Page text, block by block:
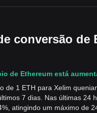
conversão de
de Ethereum está
de 1 ETH para Xelim
7 dias. Nas últimas 24
atingindo um máximo de